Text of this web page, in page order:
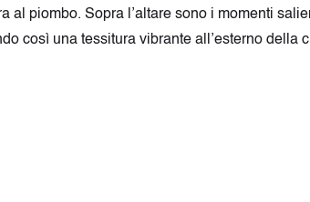
al piombo. Sopra l’altare sono i momenti
così una tessitura vibrante all’esterno della